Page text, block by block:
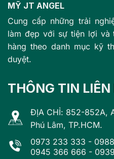
MỸ JT ANGEL
Cung cấp những trải
làm đẹp với sự tiện lợi và
hàng theo danh mục kỹ
duyệt.
THÔNG TIN LIÊN
ĐỊA CHỈ: 852-852A,
Phú Lâm, TP.HCM.
0973 233 333 -
0945 366 666 -